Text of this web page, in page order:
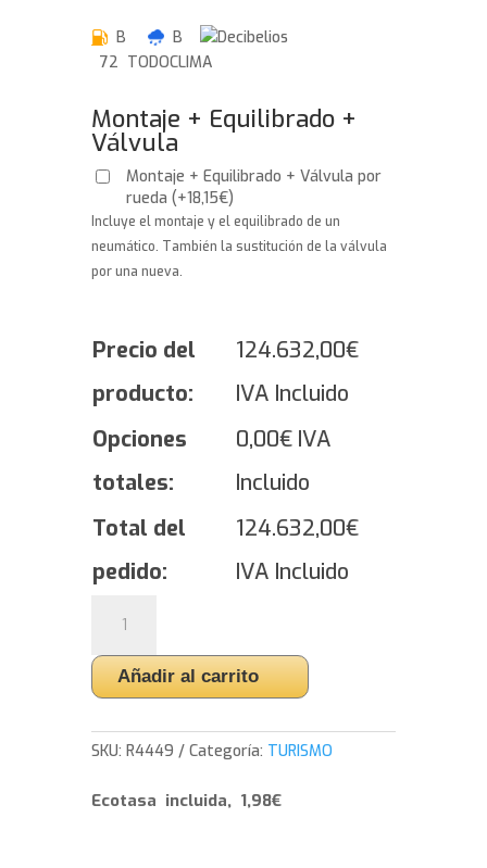
B
B
72 TODOCLIMA
Montaje + Equilibrado +
Válvula
Montaje + Equilibrado + Válvula por
rueda(+18,15€)
Incluye el montaje y el equilibrado de un
neumático. También la sustitución de la válvula
por una nueva.
Precio del
producto:
124.632,00€
IVA Incluido
Opciones
totales:
0,00€ IVA
Incluido
Total del
pedido:
124.632,00€
IVA Incluido
BluEarth-
4S
AW21
225/60/17
103
cantidad
Añadir al carrito
SKU:R4449 Categoría: TURISMO
Ecotasa incluida, 1,98€